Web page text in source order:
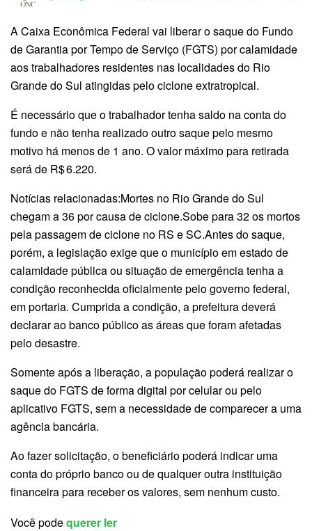
A Caixa Econômica Federal vai liberar o saque do Fundo
de Garantia por Tempo de Serviço (FGTS) por calamidade
aos trabalhadores residentes nas localidades do Rio
Grande do Sul atingidas pelo ciclone extratropical.
É necessário que o trabalhador tenha saldo na conta do
fundo e não tenha realizado outro saque pelo mesmo
motivo há menos de 1 ano. O valor máximo para retirada
será de R$ 6.220.
Notícias relacionadas:Mortes no Rio Grande do Sul
chegam a 36 por causa de ciclone.Sobe para 32 os mortos
pela passagem de ciclone no RS e SC.Antes do saque,
porém, a legislação exige que o município em estado de
calamidade pública ou situação de emergência tenha a
condição reconhecida oficialmente pelo governo federal,
em portaria. Cumprida a condição, a prefeitura deverá
declarar ao banco público as áreas que foram afetadas
pelo desastre.
Somente após a liberação, a população poderá realizar o
saque do FGTS de forma digital por celular ou pelo
aplicativo FGTS, sem a necessidade de comparecer a uma
agência bancária.
Ao fazer solicitação, o beneficiário poderá indicar uma
conta do próprio banco ou de qualquer outra instituição
financeira para receber os valores, sem nenhum custo.
Você podequerer ler